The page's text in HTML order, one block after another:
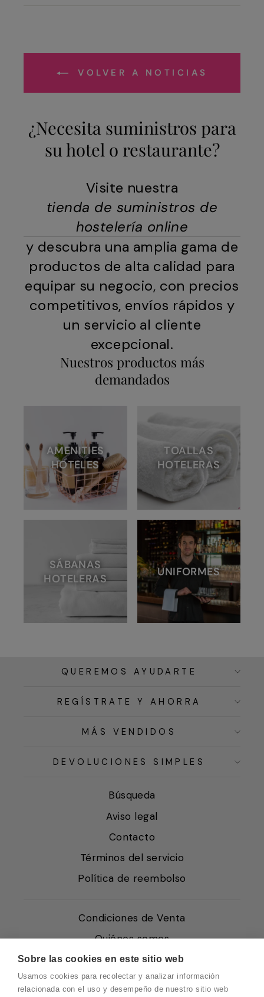
Sobre las cookies en este sitio web
Usamos cookies para recolectar y analizar información
relacionada con el uso y desempeño de nuestro sitio web
VOLVER A NOTICIAS
¿Necesita suministros para
su hotel o restaurante?
Visite nuestra
tienda de suministros de
hostelería online
y descubra una amplia gama de
productos de alta calidad para
equipar su negocio, con precios
competitivos, envíos rápidos y
un servicio al cliente
excepcional.
Nuestros productos más
demandados
AMENITIES
HOTELES
TOALLAS
HOTELERAS
SÁBANAS
HOTELERAS
UNIFORMES
QUEREMOS AYUDARTE
REGÍSTRATE Y AHORRA
MÁS VENDIDOS
DEVOLUCIONES SIMPLES
Búsqueda
Aviso legal
Contacto
Términos del servicio
Política de reembolso
Condiciones de Venta
Quiénes somos
Política de Cookies
Protección de Datos